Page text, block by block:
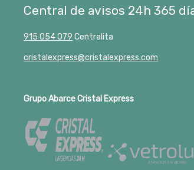
Central de avisos 24h 365
915 054 079 Centralita
cristalexpress@cristalexpress.com
Grupo Abarce Cristal Express